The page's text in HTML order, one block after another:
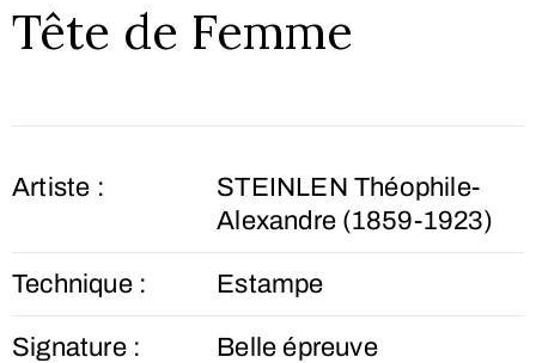
Tête de Femme
Artiste :
STEINLEN Théophile-
Alexandre (1859-1923)
Technique : Estampe
Signature : Belle épreuve